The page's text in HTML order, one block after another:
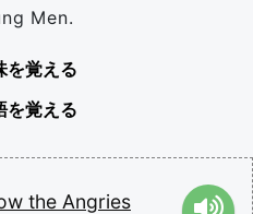
Men.
を覚える
を覚える
the Angries